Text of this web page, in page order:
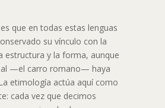
que en todas estas lenguas
su vínculo con la
estructura y la forma, aunque
—el carro romano— haya
etimología actúa aquí como
cada vez que decimos